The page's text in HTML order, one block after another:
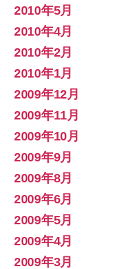
2010年5月
2010年4月
2010年2月
2010年1月
2009年12月
2009年11月
2009年10月
2009年9月
2009年8月
2009年6月
2009年5月
2009年4月
2009年3月